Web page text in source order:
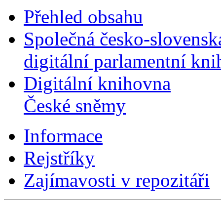
Přehled obsahu
Společná česko-
digitální parlamentní
Digitální knihovna
České sněmy
Informace
Rejstříky
Zajímavosti v repozitáři